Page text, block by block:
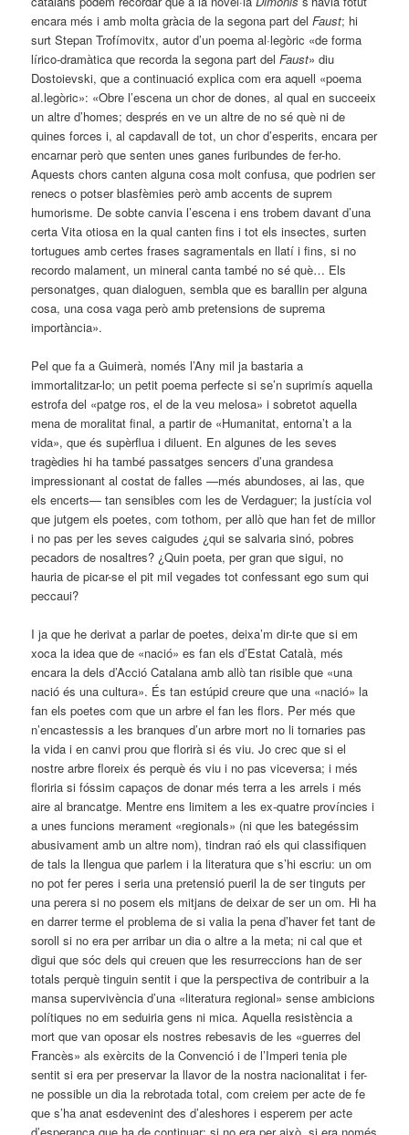
encara més i amb molta gràcia de la segona part delFaust; hi
surt Stepan Trofímovitx, autor d’un poema al·legòric «de forma
lírico-dramàtica que recorda la segona part delFaust» diu
Dostoievski, que a continuació explica com era aquell «poema
al.legòric»: «Obre l’escena un chor de dones, al qual en succeeix
un altre d’homes; després en ve un altre de no sé què ni de
quines forces i, al capdavall de tot, un chor d’esperits, encara per
encarnar però que senten unes ganes furibundes de fer-ho.
Aquests chors canten alguna cosa molt confusa, que podrien ser
renecs o potser blasfèmies però amb accents de suprem
humorisme. De sobte canvia l’escena i ens trobem davant d’una
certa Vita otiosa en la qual canten fins i tot els insectes, surten
tortugues amb certes frases sagramentals en llatí i fins, si no
recordo malament, un mineral canta també no sé què… Els
personatges, quan dialoguen, sembla que es barallin per alguna
cosa, una cosa vaga però amb pretensions de suprema
importància».
Pel que fa a Guimerà, només l’Any mil ja bastaria a
immortalitzar-lo; un petit poema perfecte si se’n suprimís aquella
estrofa del «patge ros, el de la veu melosa» i sobretot aquella
mena de moralitat final, a partir de «Humanitat, entorna’t a la
vida», que és supèrflua i diluent. En algunes de les seves
tragèdies hi ha també passatges sencers d’una grandesa
impressionant al costat de falles —més abundoses, ai las, que
els encerts— tan sensibles com les de Verdaguer; la justícia vol
que jutgem els poetes, com tothom, per allò que han fet de millor
i no pas per les seves caigudes ¿qui se salvaria sinó, pobres
pecadors de nosaltres? ¿Quin poeta, per gran que sigui, no
hauria de picar-se el pit mil vegades tot confessant ego sum qui
peccaui?
I ja que he derivat a parlar de poetes, deixa’m dir-te que si em
xoca la idea que de «nació» es fan els d’Estat Català, més
encara la dels d’Acció Catalana amb allò tan risible que «una
nació és una cultura». És tan estúpid creure que una «nació» la
fan els poetes com que un arbre el fan les flors. Per més que
n’encastessis a les branques d’un arbre mort no li tornaries pas
la vida i en canvi prou que florirà si és viu. Jo crec que si el
nostre arbre floreix és perquè és viu i no pas viceversa; i més
floriria si fóssim capaços de donar més terra a les arrels i més
aire al brancatge. Mentre ens limitem a les ex-quatre províncies i
a unes funcions merament «regionals» (ni que les bategéssim
abusivament amb un altre nom), tindran raó els qui classifiquen
de tals la llengua que parlem i la literatura que s’hi escriu: un om
no pot fer peres i seria una pretensió pueril la de ser tinguts per
una perera si no posem els mitjans de deixar de ser un om. Hi ha
en darrer terme el problema de si valia la pena d’haver fet tant de
soroll si no era per arribar un dia o altre a la meta; ni cal que et
digui que sóc dels qui creuen que les resurreccions han de ser
totals perquè tinguin sentit i que la perspectiva de contribuir a la
mansa supervivència d’una «literatura regional» sense ambicions
polítiques no em seduiria gens ni mica. Aquella resistència a
mort que van oposar els nostres rebesavis de les «guerres del
Francès» als exèrcits de la Convenció i de l’Imperi tenia ple
sentit si era per preservar la llavor de la nostra nacionalitat i fer-
ne possible un dia la rebrotada total, com creiem per acte de fe
que s’ha anat esdevenint des d’aleshores i esperem per acte